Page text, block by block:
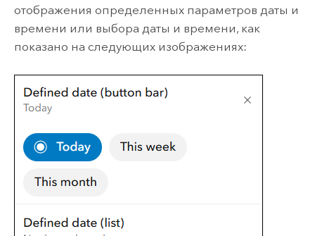
отображения определенных параметров даты и
времени или выбора даты и времени, как
показано на следующих изображениях: